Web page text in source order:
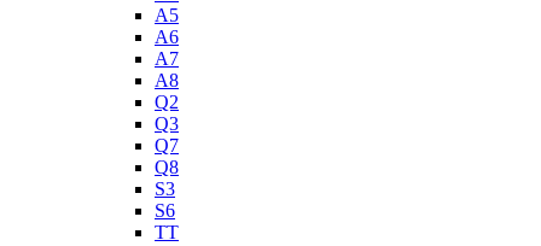
A5
A6
A7
A8
Q2
Q3
Q7
Q8
S3
S6
TT